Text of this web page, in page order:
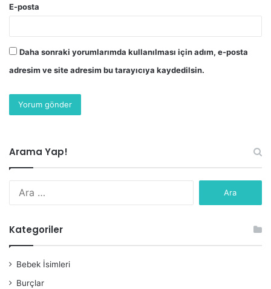
E-posta
Daha sonraki yorumlarımda kullanılması için adım, e-posta
adresim ve site adresim bu tarayıcıya kaydedilsin.
Arama Yap!
Kategoriler
Bebek İsimleri
Burçlar